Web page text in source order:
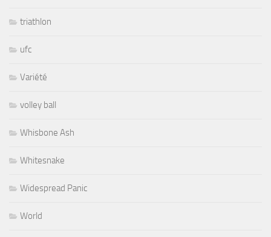
triathlon
ufc
Variété
volley ball
Whisbone Ash
Whitesnake
Widespread Panic
World